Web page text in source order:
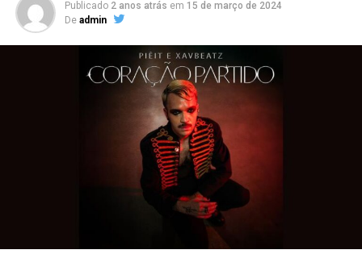
Publicado 2 anos atrás em 15 de março de 2024
De admin